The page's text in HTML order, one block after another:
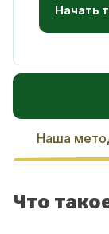
Начать
Наша
Что